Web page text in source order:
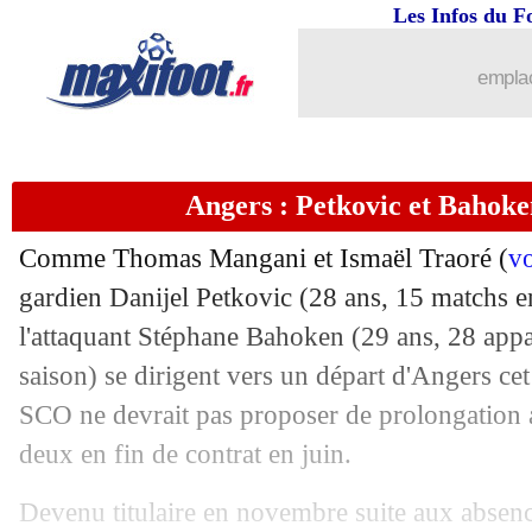
Les Infos du
Angers : Petkovic et
Comme Thomas Mangani et Ismaël Traoré (
gardien Danijel Petkovic (28 ans, 15 matchs
l'attaquant Stéphane Bahoken (29 ans, 28
saison) se dirigent vers un départ d'Angers
SCO ne devrait pas proposer de
deux en fin de contrat en juin.
Devenu titulaire en novembre suite aux
Lyon: Tetê, un dossier trop complexe
17/05 Liverpool: Klopp très clair sur
17/05 Man Utd: Pogba, la Juve calme le jeu
17/05 PSG: Miami, le démenti du clan
17/05 OM : le retour de la piste Ghoulam
17/05 Inter: Perisic attendu à la Juve
Arsenal : le coup de gueule de Xhaka